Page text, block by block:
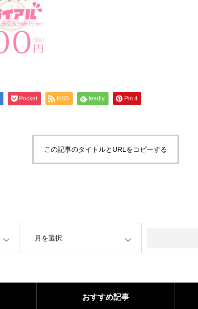
Pocket RSS feedly Pin it
この記事のタイトルとURLをコピーする
おすすめ記事